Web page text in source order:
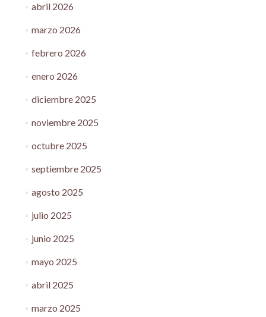
abril 2026
marzo 2026
febrero 2026
enero 2026
diciembre 2025
noviembre 2025
octubre 2025
septiembre 2025
agosto 2025
julio 2025
junio 2025
mayo 2025
abril 2025
marzo 2025